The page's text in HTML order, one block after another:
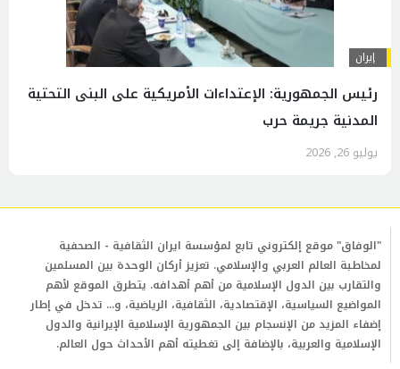
إيران
رئيس الجمهورية: الإعتداءات الأمريكية على البنى التحتية
المدنية جريمة حرب
يوليو 26, 2026
"الوفاق" موقع إلكتروني تابع لمؤسسة ايران الثقافية - الصحفية
لمخاطبة العالم العربي والإسلامي. تعزيز أركان الوحدة بين المسلمين
والتقارب بين الدول الإسلامية من أهم أهدافه. يتطرق الموقع لأهم
المواضيع السياسية، الإقتصادية، الثقافية، الرياضية، و... تدخل في إطار
إضفاء المزيد من الإنسجام بين الجمهورية الإسلامية الإيرانية والدول
الإسلامية والعربية، بالإضافة إلى تغطيته أهم الأحداث حول العالم.